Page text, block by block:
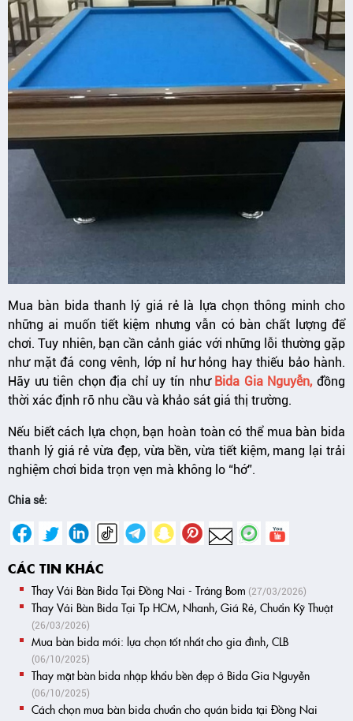
Mua bàn bida thanh lý giá rẻ là lựa chọn thông minh cho
những ai muốn tiết kiệm nhưng vẫn có bàn chất lượng để
chơi. Tuy nhiên, bạn cần cảnh giác với những lỗi thường gặp
như mặt đá cong vênh, lớp nỉ hư hỏng hay thiếu bảo hành.
Hãy ưu tiên chọn địa chỉ uy tín như Bida Gia Nguyễn,đồng
thời xác định rõ nhu cầu và khảo sát giá thị trường.
Nếu biết cách lựa chọn, bạn hoàn toàn có thể mua bàn bida
thanh lý giá rẻ vừa đẹp, vừa bền, vừa tiết kiệm, mang lại trải
nghiệm chơi bida trọn vẹn mà không lo “hớ”.
Chia sẻ:
CÁC TIN KHÁC
Thay Vải Bàn Bida Tại Đồng Nai - Trảng Bom (27/03/2026)
Thay Vải Bàn Bida Tại Tp HCM, Nhanh, Giá Rẻ, Chuẩn Kỹ Thuật
(26/03/2026)
Mua bàn bida mới: lựa chọn tốt nhất cho gia đình, CLB
(06/10/2025)
Thay mặt bàn bida nhập khẩu bền đẹp ở Bida Gia Nguyễn
(06/10/2025)
Cách chọn mua bàn bida chuẩn cho quán bida tại Đồng Nai